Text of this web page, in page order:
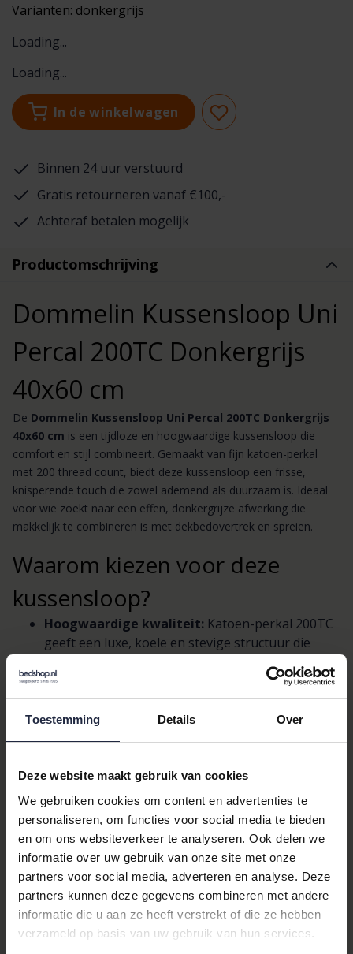
Toestemming Details Over
Deze website maakt gebruik van cookies
We gebruiken cookies om content en advertenties te
personaliseren, om functies voor social media te bieden
en om ons websiteverkeer te analyseren. Ook delen we
informatie over uw gebruik van onze site met onze
partners voor social media, adverteren en analyse. Deze
partners kunnen deze gegevens combineren met andere
informatie die u aan ze heeft verstrekt of die ze hebben
verzameld op basis van uw gebruik van hun services.
Varianten: donkergrijs
Loading...
Loading...
In de winkelwagen
Binnen 24 uur verstuurd
Gratis retourneren vanaf €100,-
Achteraf betalen mogelijk
Productomschrijving
Dommelin Kussensloop Uni
Percal 200TC Donkergrijs
40x60 cm
De Dommelin Kussensloop Uni Percal 200TC Donkergrijs
40x60 cm is een tijdloze en hoogwaardige kussensloop die
comfort en stijl combineert. Gemaakt van fijn katoen-perkal
met 200 thread count, biedt deze kussensloop een frisse,
knisperende touch die zowel ademend als duurzaam is. Ideaal
voor wie zoekt naar een effen, donkergrijze afwerking die
makkelijk te combineren is met dekbedovertrek en spreien.
Waarom kiezen voor deze
kussensloop?
Hoogwaardige kwaliteit: Katoen-perkal 200TC
geeft een luxe, koele en stevige structuur die
Perfecte pasvorm:
Speciaal ontworpen voor
standaardkussens van 40x60 cm, waardoor je
kussen mooi aansluit en niet verschuift.
Veelzijdig en stijlvol:
interieurstijlen.
Eenvoudig in onderhoud:
Kleurecht en wasbaar
op reguliere temperaturen, geschikt voor
dagelijks gebruik.
Betrouwbaar merk:
Dommelin
, bekend om
duurzame bedproducten van hoge kwaliteit.
Productdetails
Merk: Dommelin